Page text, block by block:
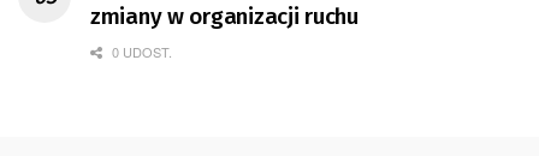
zmiany w organizacji ruchu
0 UDOST.